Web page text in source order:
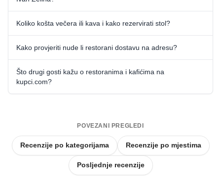
Koliko košta večera ili kava i kako rezervirati stol?
Kako provjeriti nude li restorani dostavu na adresu?
Što drugi gosti kažu o restoranima i kafićima na
kupci.com?
POVEZANI PREGLEDI
Recenzije po kategorijama Recenzije po mjestima
Posljednje recenzije